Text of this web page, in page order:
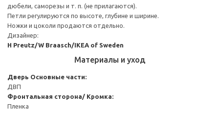
дюбели, саморезы и т. п. (не прилагаются).
Петли регулируются по высоте, глубине и ширине.
Ножки и цоколи продаются отдельно.
Дизайнер:
H Preutz/W Braasch/IKEA of Sweden
Материалы и уход
Дверь Основные части:
ДВП
Фронтальная сторона/ Кромка:
Пленка